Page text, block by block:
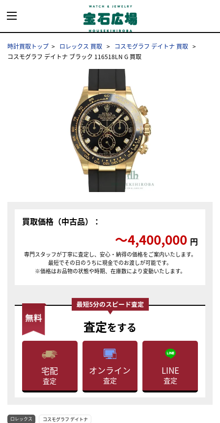
時計買取トップ ロレックス 買取
コスモグラフ デイトナ 買取
コスモグラフ デイトナ ブラック 116518LN G 買取
買取価格（中古品）：
〜4,400,000 円
専門スタッフが丁寧に査定し、安心・納得の価格をご案内いたします。
最短でその日のうちに現金でのお渡しが可能です。
※価格はお品物の状態や時期、在庫数により変動いたします。
査定をする
宅配
査定
オンライン
査定
LINE
査定
ロレックス コスモグラフ デイトナ